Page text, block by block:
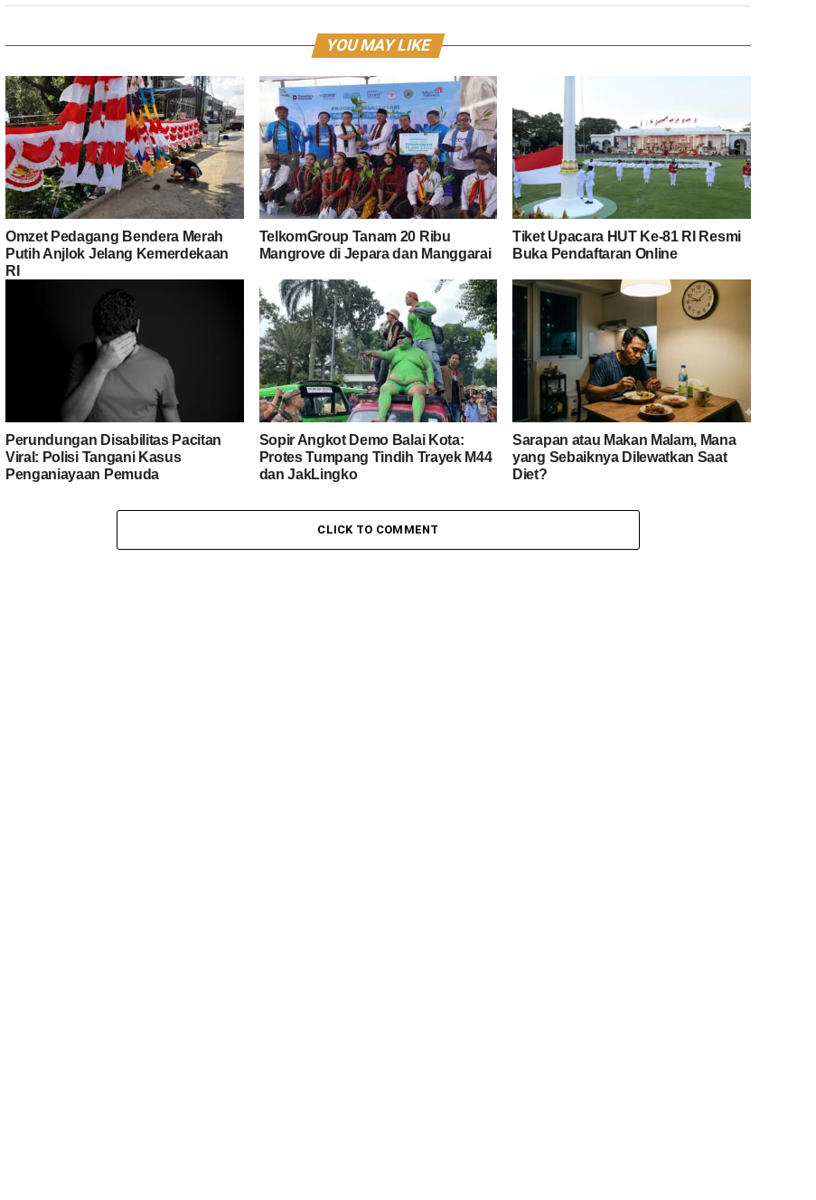
YOU MAY LIKE
Omzet Pedagang Bendera Merah
Putih Anjlok Jelang Kemerdekaan
RI
TelkomGroup Tanam 20 Ribu
Mangrove di Jepara dan Manggarai
Tiket Upacara HUT Ke-81 RI Resmi
Buka Pendaftaran Online
Perundungan Disabilitas Pacitan
Viral: Polisi Tangani Kasus
Penganiayaan Pemuda
Sopir Angkot Demo Balai Kota:
Protes Tumpang Tindih Trayek M44
dan JakLingko
Sarapan atau Makan Malam, Mana
yang Sebaiknya Dilewatkan Saat
Diet?
CLICK TO COMMENT